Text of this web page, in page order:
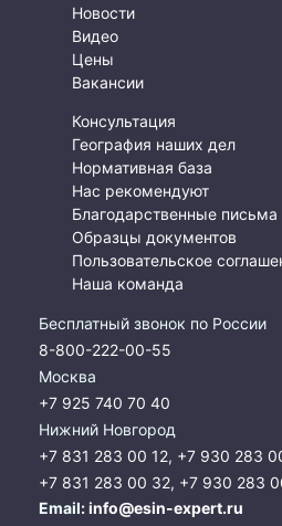
Новости
Видео
Цены
Вакансии
Консультация
География наших дел
Нормативная база
Нас рекомендуют
Благодарственные письма
Образцы документов
Пользовательское
Наша команда
Бесплатный звонок по России
8-800-222-00-55
Москва
+7 925 740 70 40
Нижний Новгород
+7 831 283 00 12, +7 930 283
+7 831 283 00 32, +7 930 283
Email:info@esin-expert.ru